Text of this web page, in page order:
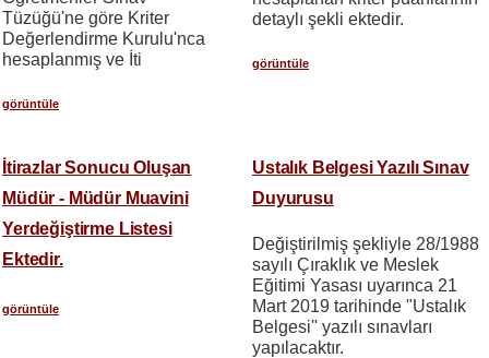
Tüzüğü'ne göre Kriter
Değerlendirme Kurulu'nca
hesaplanmış ve İti
görüntüle
detaylı şekli ektedir.
görüntüle
İtirazlar Sonucu Oluşan
Müdür - Müdür Muavini
Yerdeğiştirme Listesi
Ektedir.
görüntüle
Ustalık Belgesi Yazılı Sınav
Duyurusu
Değiştirilmiş şekliyle 28/1988
sayılı Çıraklık ve Meslek
Eğitimi Yasası uyarınca 21
Mart 2019 tarihinde "Ustalık
Belgesi'' yazılı sınavları
yapılacaktır.